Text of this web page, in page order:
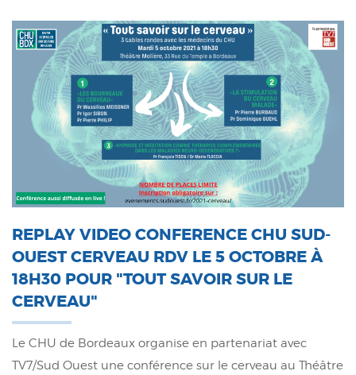
REPLAY VIDEO CONFERENCE CHU SUD-
OUEST CERVEAU RDV LE 5 OCTOBRE À
18H30 POUR "TOUT SAVOIR SUR LE
CERVEAU"
Le CHU de Bordeaux organise en partenariat avec
TV7/Sud Ouest une conférence sur le cerveau au Théâtre